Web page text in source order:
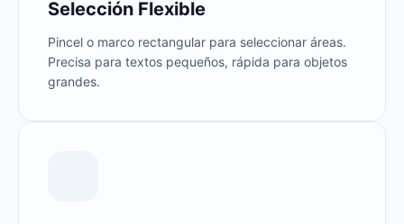
Selección Flexible
Pincel o marco rectangular para seleccionar áreas.
Precisa para textos pequeños, rápida para objetos
grandes.